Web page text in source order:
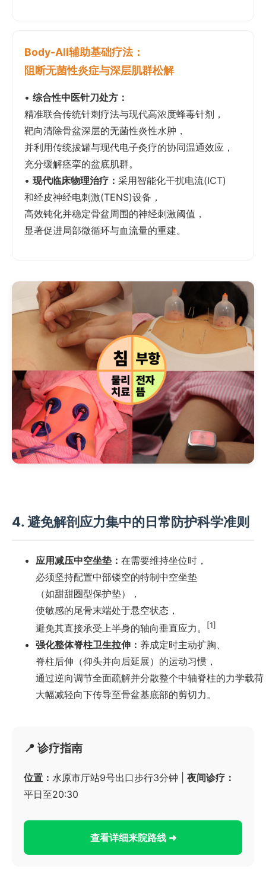
Body-All辅助基础疗法：
阻断无菌性炎症与深层肌群松解
• 综合性中医针刀处方：
精准联合传统针刺疗法与现代高浓度蜂毒针剂，
靶向清除骨盆深层的无菌性炎性水肿，
并利用传统拔罐与现代电子灸疗的协同温通效应，
充分缓解痉挛的盆底肌群。
• 现代临床物理治疗： 采用智能化干扰电流(ICT)
和经皮神经电刺激(TENS)设备，
高效钝化并稳定骨盆周围的神经刺激阈值，
显著促进局部微循环与血流量的重建。
4. 避免解剖应力集中的日常防护科学准则
应用减压中空坐垫： 在需要维持坐位时，
必须坚持配置中部镂空的特制中空坐垫
（如甜甜圈型保护垫），
使敏感的尾骨末端处于悬空状态，
避免其直接承受上半身的轴向垂直应力。
[1]
强化整体脊柱卫生拉伸： 养成定时主动扩胸、
脊柱后伸（仰头并向后延展）的运动习惯，
通过逆向调节全面疏解并分散整个中轴脊柱的力学载荷
大幅减轻向下传导至骨盆基底部的剪切力。
📍 诊疗指南
位置： 水原市厅站9号出口步行3分钟 | 夜间诊疗：
平日至20:30
查看详细来院路线 ➜